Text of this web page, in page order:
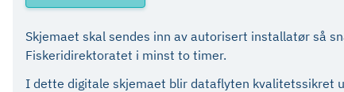
Skjemaet skal sendes inn av autorisert installatør så
Fiskeridirektoratet i minst to timer.
I dette digitale skjemaet blir dataflyten kvalitetssikret